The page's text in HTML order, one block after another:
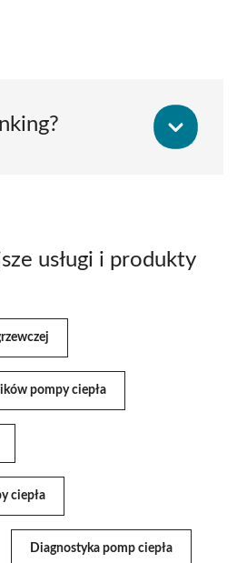
usługi i produkty
pompy ciepła
ciepła
Diagnostyka pomp ciepła